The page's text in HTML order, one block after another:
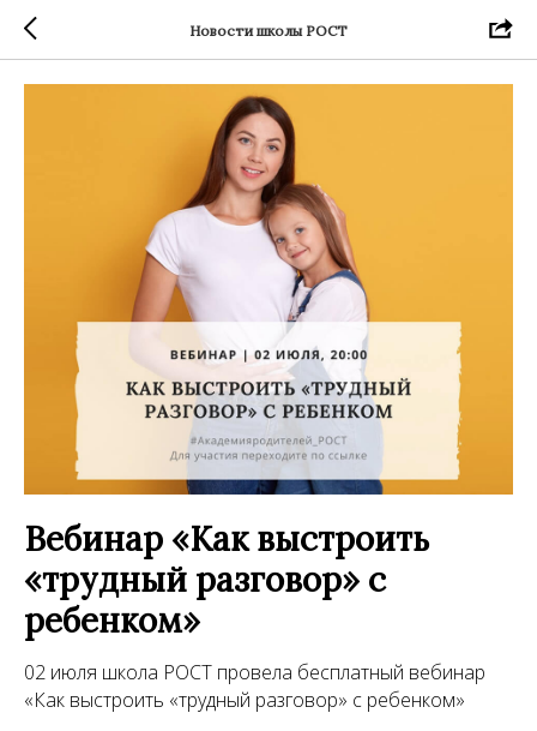
Новости школы РОСТ
Вебинар «Как выстроить
«трудный разговор» с
ребенком»
02 июля школа РОСТ провела бесплатный вебинар
«Как выстроить «трудный разговор» с ребенком»